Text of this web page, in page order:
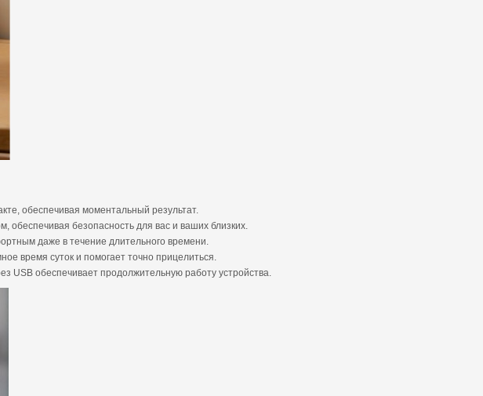
обеспечивая моментальный результат.
безопасность для вас и ваших близких.
даже в течение длительного времени.
время суток и помогает точно прицелиться.
USB обеспечивает продолжительную работу устройства.